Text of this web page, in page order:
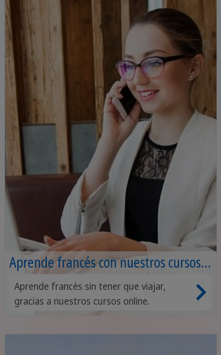
Aprende francés con nuestros cursos
online
Aprende francés sin tener que viajar,
gracias a nuestros cursos online.